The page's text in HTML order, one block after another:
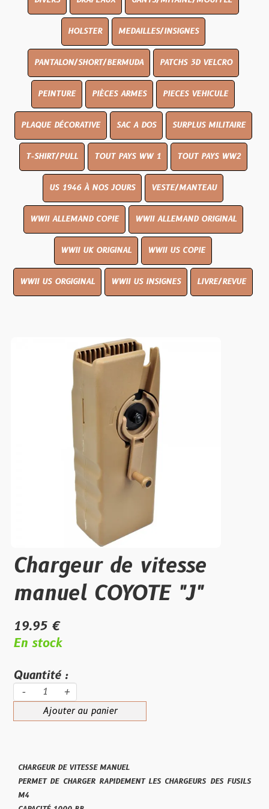
HOLSTER MEDAILLES/INSIGNES
PANTALON/SHORT/BERMUDA PATCHS 3D VELCRO
PEINTURE PIÈCES ARMES PIECES VEHICULE
PLAQUE DÉCORATIVE SAC A DOS SURPLUS MILITAIRE
T-SHIRT/PULL TOUT PAYS WW 1 TOUT PAYS WW2
US 1946 À NOS JOURS VESTE/MANTEAU
WWII ALLEMAND COPIE WWII ALLEMAND ORIGINAL
WWII UK ORIGINAL WWII US COPIE
WWII US ORGIGINAL WWII US INSIGNES LIVRE/REVUE
Chargeur de vitesse
manuel COYOTE "J"
19.95 €
En stock
Quantité :
- +
Ajouter au panier
CHARGEUR DE VITESSE MANUEL
PERMET DE CHARGER RAPIDEMENT LES CHARGEURS DES FUSILS
M4